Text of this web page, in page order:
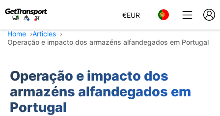
€EUR
Home
Articles
Operação e impacto dos armazéns alfandegados em Portugal
Operação e impacto dos
armazéns alfandegados em
Portugal